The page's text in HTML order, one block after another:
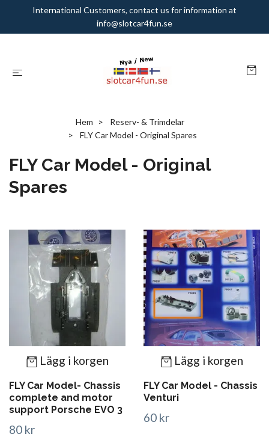
International Customers, contact us for information at
info@slotcar4fun.se
Hem
Reserv- & Trimdelar
FLY Car Model - Original Spares
FLY Car Model - Original
Spares
Lägg i korgen
FLY Car Model- Chassis
complete and motor
support Porsche EVO 3
80 kr
Lägg i korgen
FLY Car Model - Chassis
Venturi
60 kr